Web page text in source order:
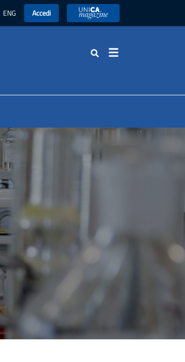
ENG Accedi UniCA News
Cerca